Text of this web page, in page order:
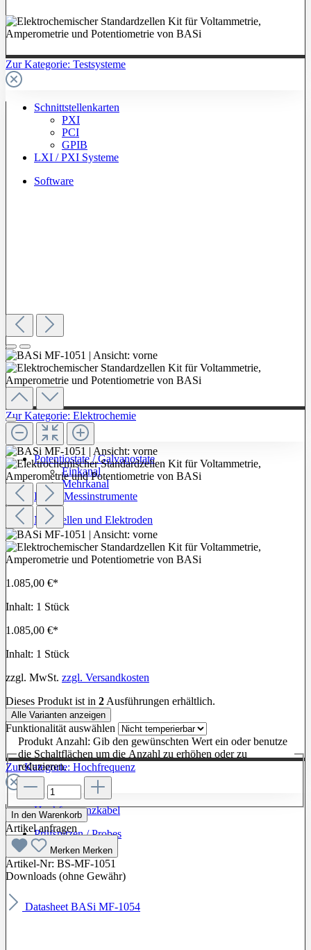
Zur Kategorie: Testsysteme
Schnittstellenkarten
PXI
PCI
GPIB
LXI / PXI Systeme
Software
Zur Kategorie: Elektrochemie
Potentiostate / Galvanostate
Einkanal
Mehrkanal
Labor-Messinstrumente
Messzellen und Elektroden
Zur Kategorie: Hochfrequenz
Hochfrequenzkabel
Prüfspitzen / Probes
1.085,00 €*
Inhalt: 1 Stück
1.085,00 €*
Inhalt: 1 Stück
zzgl. MwSt. zzgl. Versandkosten
Dieses Produkt ist in 2 Ausführungen erhältlich.
Alle Varianten anzeigen
Funktionalität auswählen
Produkt Anzahl: Gib den gewünschten Wert ein oder benutze
die Schaltflächen um die Anzahl zu erhöhen oder zu
reduzieren.
In den Warenkorb
Artikel anfragen
Merken Merken
Artikel-Nr: BS-MF-1051
Downloads (ohne Gewähr)
Datasheet BASi MF-1054